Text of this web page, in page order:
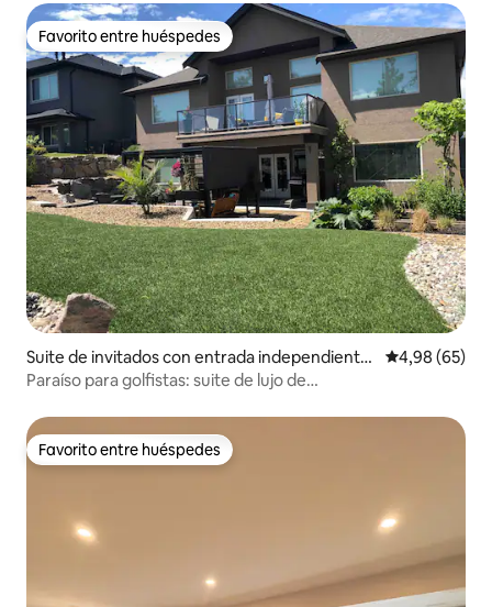
Favorito entre huéspedes
Favorito entre huéspedes
Suite de invitados con entrada independiente
en Kelowna
Calificación
4,98 (65)
Paraíso para golfistas: suite de lujo de
Favorito entre huéspedes
Favorito entre huéspedes